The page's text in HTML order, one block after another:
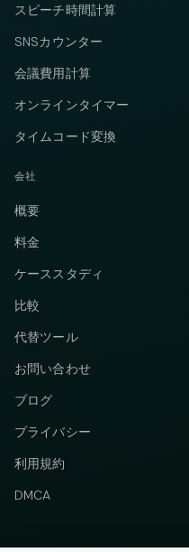
スピーチ時間計算
SNSカウンター
会議費用計算
オンラインタイマー
タイムコード変換
会社
概要
料金
ケーススタディ
比較
代替ツール
お問い合わせ
ブログ
プライバシー
利用規約
DMCA